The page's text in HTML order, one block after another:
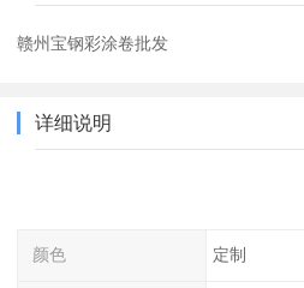
赣州宝钢彩涂卷批发
详细说明
颜色 定制